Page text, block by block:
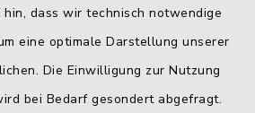
dass wir technisch notwendige
eine optimale Darstellung unserer
Die Einwilligung zur Nutzung
bei Bedarf gesondert abgefragt.